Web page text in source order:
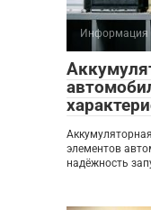
Информация
элементов
надёжность